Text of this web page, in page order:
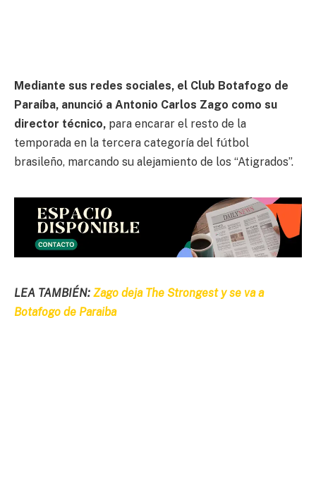
Mediante sus redes sociales, el Club Botafogo de
Paraíba, anunció a Antonio Carlos Zago como su
director técnico, para encarar el resto de la
temporada en la tercera categoría del fútbol
brasileño, marcando su alejamiento de los “Atigrados”.
LEA TAMBIÉN: Zago deja The Strongest y se va a
Botafogo de Paraiba